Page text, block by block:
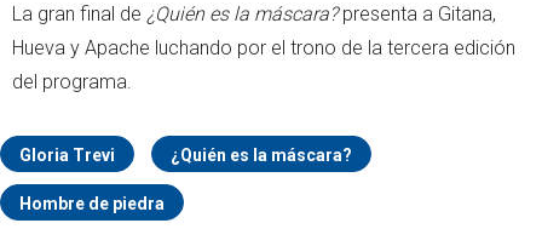
La gran final de ¿Quién es la máscara?presenta a Gitana,
Hueva y Apache luchando por el trono de la tercera edición
del programa.
Gloria Trevi ¿Quién es la máscara?
Hombre de piedra